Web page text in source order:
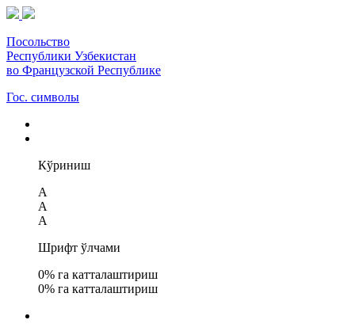
Посольство
Республики Узбекистан
во Французской Республике
Гос. символы
Кўриниш
A
A
A
Шрифт ўлчами
0% га катталаштириш
0% га катталаштириш